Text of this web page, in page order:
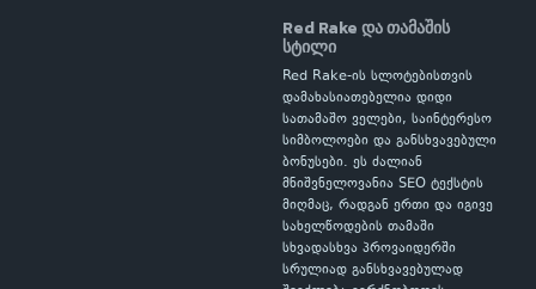
Red Rake და თამაშის
სტილი
Red Rake-ის სლოტებისთვის
დამახასიათებელია დიდი
სათამაშო ველები, საინტერესო
სიმბოლოები და განსხვავებული
ბონუსები. ეს ძალიან
მნიშვნელოვანია SEO ტექსტის
მიღმაც, რადგან ერთი და იგივე
სახელწოდების თამაში
სხვადასხვა პროვაიდერში
სრულიად განსხვავებულად